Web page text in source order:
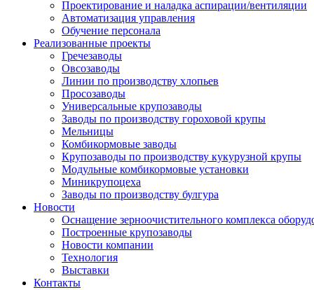
Проектирование и наладка аспирации/вентиляции
Автоматизация управления
Обучение персонала
Реализованные проекты
Гречезаводы
Овсозаводы
Линии по производству хлопьев
Просозаводы
Универсальные крупозаводы
Заводы по производству гороховой крупы
Мельницы
Комбикормовые заводы
Крупозаводы по производству кукурузной крупы
Модульные комбикормовые установки
Миникрупоцеха
Заводы по производству булгура
Новости
Оснащение зерноочистительного комплекса
Построенные крупозаводы
Новости компании
Технология
Выставки
Контакты